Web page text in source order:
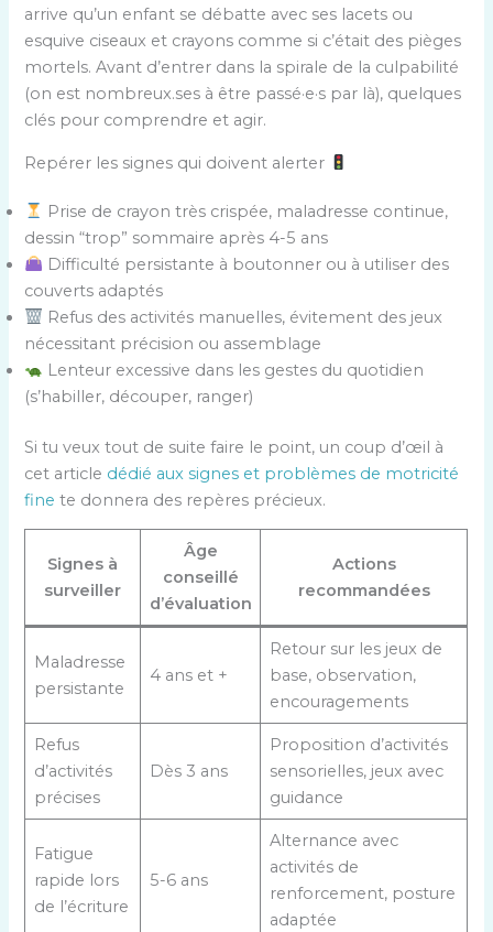
arrive qu’un enfant se débatte avec ses lacets ou
esquive ciseaux et crayons comme si c’était des pièges
mortels. Avant d’entrer dans la spirale de la culpabilité
(on est nombreux.ses à être passé·e·s par là), quelques
clés pour comprendre et agir.
Repérer les signes qui doivent alerter
Prise de crayon très crispée, maladresse continue,
dessin “trop” sommaire après 4-5 ans
Difficulté persistante à boutonner ou à utiliser des
couverts adaptés
Refus des activités manuelles, évitement des jeux
nécessitant précision ou assemblage
Lenteur excessive dans les gestes du quotidien
(s’habiller, découper, ranger)
Si tu veux tout de suite faire le point, un coup d’œil à
cet article dédié aux signes et problèmes de motricité
fine te donnera des repères précieux.
Signes à
surveiller
Âge
conseillé
d’évaluation
Actions
recommandées
Maladresse
persistante
4 ans et +
Retour sur les jeux de
base, observation,
encouragements
Refus
d’activités
précises
Dès 3 ans
Proposition d’activités
sensorielles, jeux avec
guidance
Fatigue
rapide lors
de l’écriture
5-6 ans
Alternance avec
activités de
renforcement, posture
adaptée